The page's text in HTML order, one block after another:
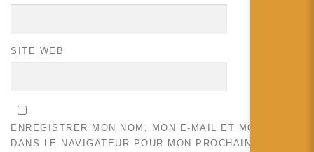
SITE WEB
ENREGISTRER MON NOM, MON E-MAIL ET MON SITE
DANS LE NAVIGATEUR POUR MON PROCHAIN